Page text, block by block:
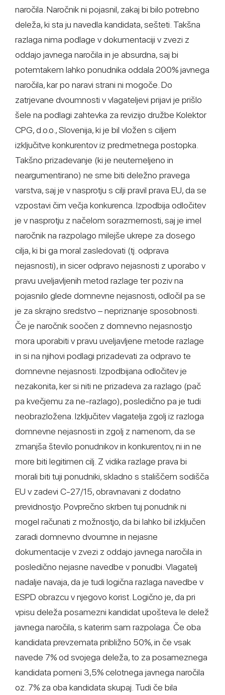
naročila. Naročnik ni pojasnil, zakaj bi bilo potrebno
deleža, ki sta ju navedla kandidata, sešteti. Takšna
razlaga nima podlage v dokumentaciji v zvezi z
oddajo javnega naročila in je absurdna, saj bi
potemtakem lahko ponudnika oddala 200% javnega
naročila, kar po naravi strani ni mogoče. Do
zatrjevane dvoumnosti v vlagateljevi prijavi je prišlo
šele na podlagi zahtevka za revizijo družbe Kolektor
CPG, d.o.o., Slovenija, ki je bil vložen s ciljem
izključitve konkurentov iz predmetnega postopka.
Takšno prizadevanje (ki je neutemeljeno in
neargumentirano) ne sme biti deležno pravega
varstva, saj je v nasprotju s cilji pravil prava EU, da se
vzpostavi čim večja konkurenca. Izpodbija odločitev
je v nasprotju z načelom sorazmernosti, saj je imel
naročnik na razpolago milejše ukrepe za dosego
cilja, ki bi ga moral zasledovati (tj. odprava
nejasnosti), in sicer odpravo nejasnosti z uporabo v
pravu uveljavljenih metod razlage ter poziv na
pojasnilo glede domnevne nejasnosti, odločil pa se
je za skrajno sredstvo – nepriznanje sposobnosti.
Če je naročnik soočen z domnevno nejasnostjo
mora uporabiti v pravu uveljavljene metode razlage
in si na njihovi podlagi prizadevati za odpravo te
domnevne nejasnosti. Izpodbijana odločitev je
nezakonita, ker si niti ne prizadeva za razlago (pač
pa kvečjemu za ne-razlago), posledično pa je tudi
neobrazložena. Izključitev vlagatelja zgolj iz razloga
domnevne nejasnosti in zgolj z namenom, da se
zmanjša število ponudnikov in konkurentov, ni in ne
more biti legitimen cilj. Z vidika razlage prava bi
morali biti tuji ponudniki, skladno s stališčem sodišča
EU v zadevi C-27/15, obravnavani z dodatno
previdnostjo. Povprečno skrben tuj ponudnik ni
mogel računati z možnostjo, da bi lahko bil izključen
zaradi domnevno dvoumne in nejasne
dokumentacije v zvezi z oddajo javnega naročila in
posledično nejasne navedbe v ponudbi. Vlagatelj
nadalje navaja, da je tudi logična razlaga navedbe v
ESPD obrazcu v njegovo korist. Logično je, da pri
vpisu deleža posamezni kandidat upošteva le delež
javnega naročila, s katerim sam razpolaga. Če oba
kandidata prevzemata približno 50%, in če vsak
navede 7% od svojega deleža, to za posameznega
kandidata pomeni 3,5% celotnega javnega naročila
oz. 7% za oba kandidata skupaj. Tudi če bila